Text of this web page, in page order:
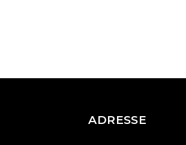
ADRESSE